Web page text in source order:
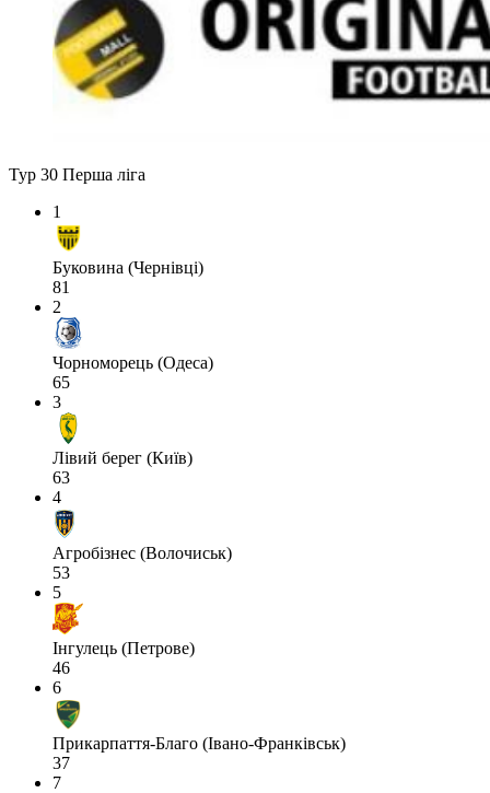
Тур 30 Перша ліга
1
Буковина (Чернівці)
81
2
Чорноморець (Одеса)
65
3
Лівий берег (Київ)
63
4
Агробізнес (Волочиськ)
53
5
Інгулець (Петрове)
46
6
Прикарпаття-Благо (Івано-Франківськ)
37
7